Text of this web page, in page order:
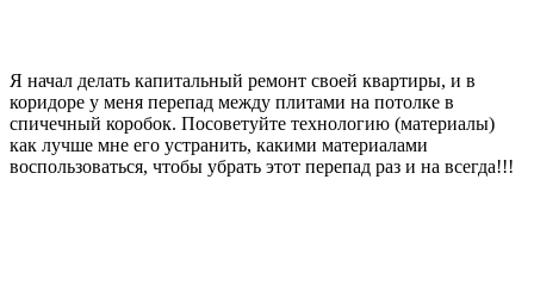
Я начал делать капитальный ремонт своей квартиры, и в
коридоре у меня перепад между плитами на потолке в
спичечный коробок. Посоветуйте технологию (материалы)
как лучше мне его устранить, какими материалами
воспользоваться, чтобы убрать этот перепад раз и на всегда!!!